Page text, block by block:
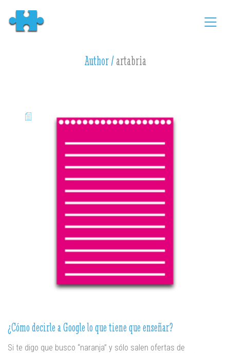
Author /artabria
¿Cómo decirle a Google lo que tiene que enseñar?
Si te digo que busco “naranja” y sólo salen ofertas de